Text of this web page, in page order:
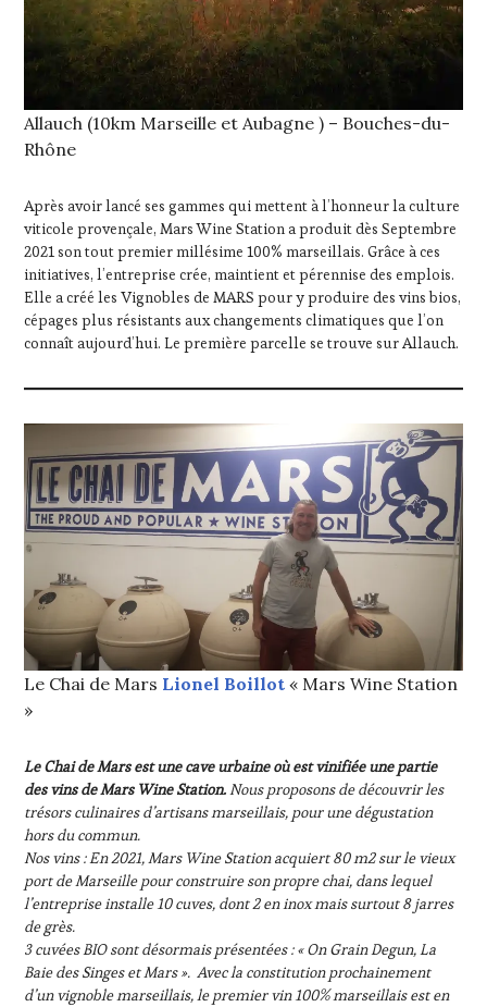
Allauch (10km Marseille et Aubagne ) – Bouches-du-
Rhône
Après avoir lancé ses gammes qui mettent à l’honneur la culture
viticole provençale, Mars Wine Station a produit dès Septembre
2021 son tout premier millésime 100% marseillais. Grâce à ces
initiatives, l’entreprise crée, maintient et pérennise des emplois.
Elle a créé les Vignobles de MARS pour y produire des vins bios,
cépages plus résistants aux changements climatiques que l’on
connaît aujourd’hui. Le première parcelle se trouve sur Allauch.
Le Chai de Mars Lionel Boillot« Mars Wine Station
»
Le Chai de Mars est une cave urbaine où est vinifiée une partie
des vins de Mars Wine Station.Nous proposons de découvrir les
trésors culinaires d’artisans marseillais, pour une dégustation
hors du commun.
Nos vins : En 2021, Mars Wine Station acquiert 80 m2 sur le vieux
port de Marseille pour construire son propre chai, dans lequel
l’entreprise installe 10 cuves, dont 2 en inox mais surtout 8 jarres
de grès.
3 cuvées BIO sont désormais présentées : « On Grain Degun, La
Baie des Singes et Mars ». Avec la constitution prochainement
d’un vignoble marseillais, le premier vin 100% marseillais est en